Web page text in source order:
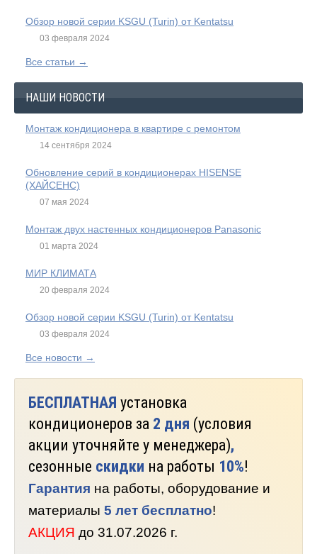
Обзор новой серии KSGU (Turin) от Kentatsu
03 февраля 2024
Все статьи →
НАШИ НОВОСТИ
Монтаж кондиционера в квартире с ремонтом
14 сентября 2024
Обновление серий в кондиционерах HISENSE
(ХАЙСЕНС)
07 мая 2024
Монтаж двух настенных кондиционеров Panasonic
01 марта 2024
МИР КЛИМАТА
20 февраля 2024
Обзор новой серии KSGU (Turin) от Kentatsu
03 февраля 2024
Все новости →
БЕСПЛАТНАЯ установка
кондиционеров за 2 дня (условия
акции уточняйте у менеджера),
сезонные скидки на работы 10%!
Гарантия на работы, оборудование и
материалы 5 лет бесплатно!
АКЦИЯ до 31.07.2026 г.